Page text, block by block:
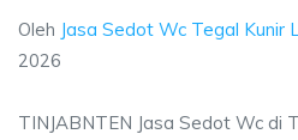
Oleh Jasa Sedot Wc Tegal Kunir
2026
TINJABNTEN Jasa Sedot Wc di